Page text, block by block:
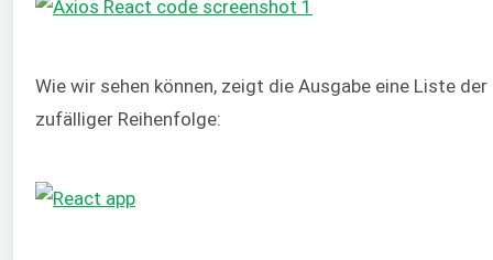
Wie wir sehen können, zeigt die Ausgabe eine Liste
zufälliger Reihenfolge: